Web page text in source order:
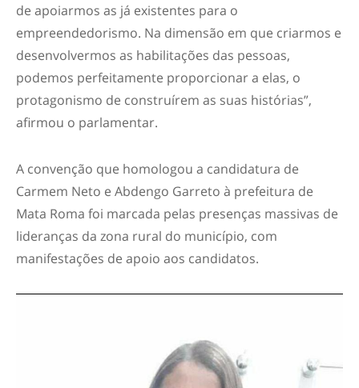
de apoiarmos as já existentes para o
empreendedorismo. Na dimensão em que criarmos e
desenvolvermos as habilitações das pessoas,
podemos perfeitamente proporcionar a elas, o
protagonismo de construírem as suas histórias”,
afirmou o parlamentar.
A convenção que homologou a candidatura de
Carmem Neto e Abdengo Garreto à prefeitura de
Mata Roma foi marcada pelas presenças massivas de
lideranças da zona rural do município, com
manifestações de apoio aos candidatos.